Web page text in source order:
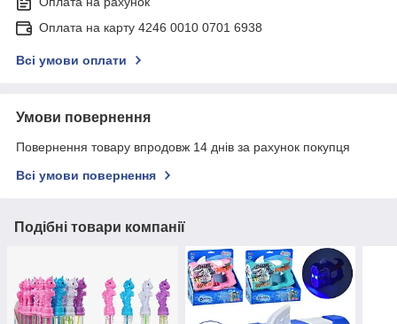
Оплата на карту 4246 0010 0701 6938
Всі умови оплати
Умови повернення
Повернення товару впродовж 14 днів за рахунок покупця
Всі умови повернення
Подібні товари компанії